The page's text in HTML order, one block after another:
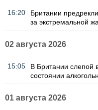
16:20
Британии
за экстремальной
02 августа 2026
15:05
В Британии слепой
состоянии
01 августа 2026